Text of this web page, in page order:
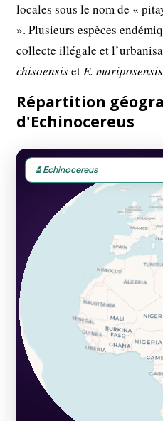
locales sous le nom de «
». Plusieurs espèces
collecte illégale et
chisoensisetE. mariposensis
Répartition
d'Echinocereus